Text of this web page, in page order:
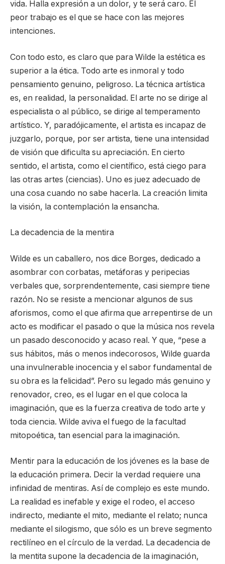
vida. Halla expresión a un dolor, y te será caro. El
peor trabajo es el que se hace con las mejores
intenciones.
Con todo esto, es claro que para Wilde la estética es
superior a la ética. Todo arte es inmoral y todo
pensamiento genuino, peligroso. La técnica artística
es, en realidad, la personalidad. El arte no se dirige al
especialista o al público, se dirige al temperamento
artístico. Y, paradójicamente, el artista es incapaz de
juzgarlo, porque, por ser artista, tiene una intensidad
de visión que dificulta su apreciación. En cierto
sentido, el artista, como el científico, está ciego para
las otras artes (ciencias). Uno es juez adecuado de
una cosa cuando no sabe hacerla. La creación limita
la visión, la contemplación la ensancha.
La decadencia de la mentira
Wilde es un caballero, nos dice Borges, dedicado a
asombrar con corbatas, metáforas y peripecias
verbales que, sorprendentemente, casi siempre tiene
razón. No se resiste a mencionar algunos de sus
aforismos, como el que afirma que arrepentirse de un
acto es modificar el pasado o que la música nos revela
un pasado desconocido y acaso real. Y que, “pese a
sus hábitos, más o menos indecorosos, Wilde guarda
una invulnerable inocencia y el sabor fundamental de
su obra es la felicidad”. Pero su legado más genuino y
renovador, creo, es el lugar en el que coloca la
imaginación, que es la fuerza creativa de todo arte y
toda ciencia. Wilde aviva el fuego de la facultad
mitopoética, tan esencial para la imaginación.
Mentir para la educación de los jóvenes es la base de
la educación primera. Decir la verdad requiere una
infinidad de mentiras. Así de complejo es este mundo.
La realidad es inefable y exige el rodeo, el acceso
indirecto, mediante el mito, mediante el relato; nunca
mediante el silogismo, que sólo es un breve segmento
rectilíneo en el círculo de la verdad. La decadencia de
la mentita supone la decadencia de la imaginación,